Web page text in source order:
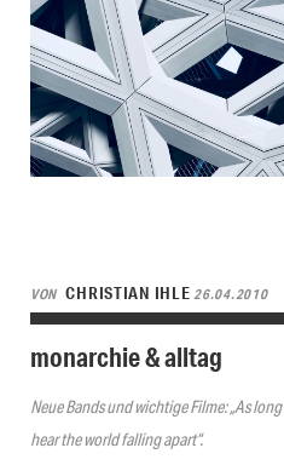
VON CHRISTIAN IHLE26.04.2010
monarchie & alltag
Neue Bands und wichtige Filme: „As
hear the world falling apart“.